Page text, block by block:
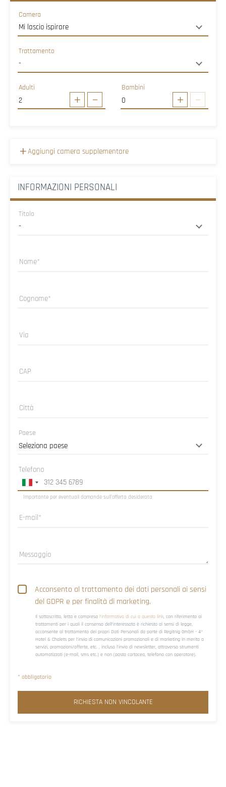
Camera
Trattamento
Adulti Bambini
Aggiungi camera supplementare
INFORMAZIONI PERSONALI
Titolo
Nome
Cognome
Via
CAP
Città
Paese
Importante per eventuali domande sull’offerta desiderata
Telefono
E-mail
Messaggio
Acconsento al trattamento dei dati personali ai sensi
del GDPR e per finalità di marketing.
Il sottoscritto, letta e compresa l’informativa di cui a questo link, con riferimento ai
trattamenti per i quali il consenso dell’interessato è richiesto ai sensi di legge,
acconsente al trattamento dei propri Dati Personali da parte di Regitnig GmbH - 4*
Hotel & Chalets per l'invio di comunicazioni promozionali e di marketing in merito a
servizi, promozioni/offerte, etc. , incluso l’invio di newsletter, attraverso strumenti
automatizzati (e-mail, sms etc.) e non (posta cartacea, telefono con operatore).
* obbligatorio
RICHIESTA NON VINCOLANTE